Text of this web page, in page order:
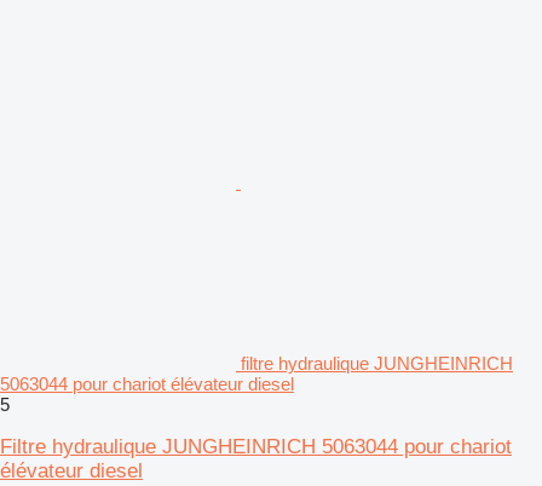
filtre hydraulique JUNGHEINRICH
5063044 pour chariot élévateur diesel
5
Filtre hydraulique JUNGHEINRICH 5063044 pour chariot
élévateur diesel